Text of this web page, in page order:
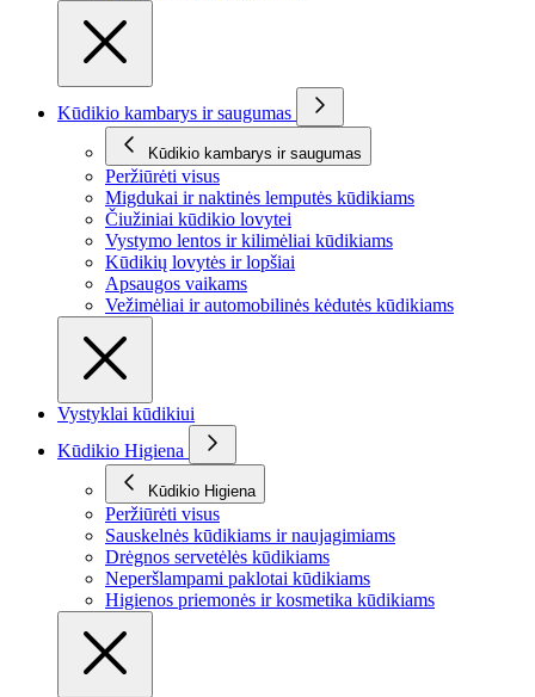
Kūdikio kambarys ir saugumas
Kūdikio kambarys ir saugumas
Peržiūrėti visus
Migdukai ir naktinės lemputės kūdikiams
Čiužiniai kūdikio lovytei
Vystymo lentos ir kilimėliai kūdikiams
Kūdikių lovytės ir lopšiai
Apsaugos vaikams
Vežimėliai ir automobilinės kėdutės kūdikiams
Vystyklai kūdikiui
Kūdikio Higiena
Kūdikio Higiena
Peržiūrėti visus
Sauskelnės kūdikiams ir naujagimiams
Drėgnos servetėlės kūdikiams
Neperšlampami paklotai kūdikiams
Higienos priemonės ir kosmetika kūdikiams